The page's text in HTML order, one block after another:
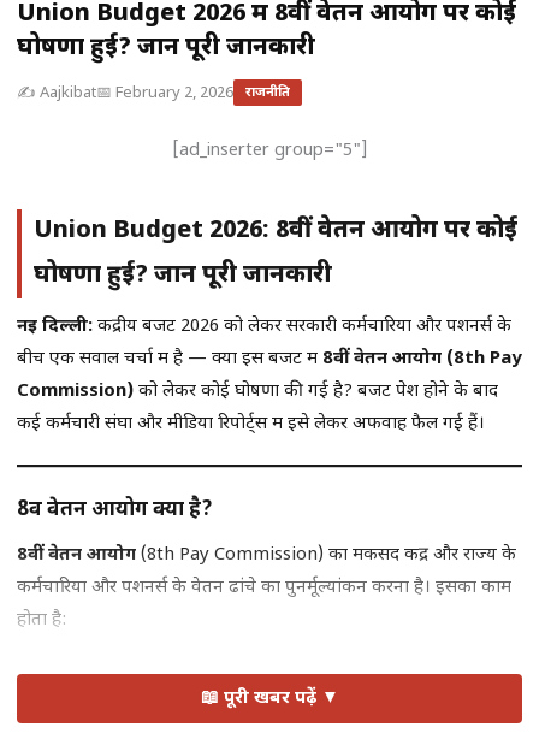
Union Budget 2026 में 8वीं वेतन आयोग पर कोई
घोषणा हुई? जानें पूरी जानकारी
✍️ Aajkibat📅 February 2, 2026 राजनीति
[ad_inserter group="5"]
Union Budget 2026: 8वीं वेतन आयोग पर कोई
घोषणा हुई? जानें पूरी जानकारी
नई दिल्ली: केंद्रीय बजट 2026 को लेकर सरकारी कर्मचारियों और पेंशनर्स के
बीच एक सवाल चर्चा में है — क्या इस बजट में 8वीं वेतन आयोग (8th Pay
Commission) को लेकर कोई घोषणा की गई है? बजट पेश होने के बाद
कई कर्मचारी संघों और मीडिया रिपोर्ट्स में इसे लेकर अफवाहें फैल गई हैं।
8वीं वेतन आयोग क्या है?
8वीं वेतन आयोग (8th Pay Commission) का मकसद केंद्र और राज्य के
कर्मचारियों और पेंशनर्स के वेतन ढांचे का पुनर्मूल्यांकन करना है। इसका काम
होता है:
वर्तमान वेतन और भत्तों का आकलन करना
महंगाई और जीडीपी ग्रोथ को ध्यान में रखते हुए नए वेतन पैमाने
📖 पूरी खबर पढ़ें ▼